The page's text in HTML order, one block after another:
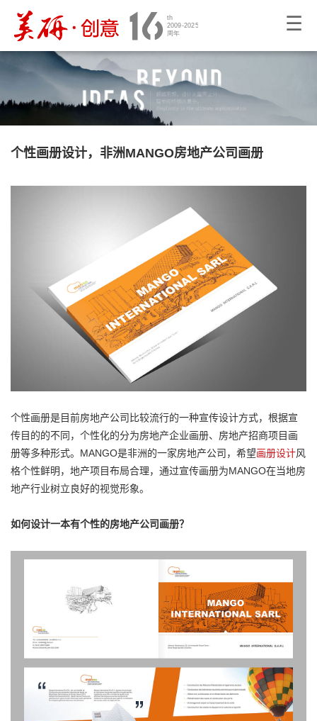
☰
个性画册设计，非洲MANGO房地产公司画册
个性画册是目前房地产公司比较流行的一种宣传设计方式，根据宣
传目的的不同，个性化的分为房地产企业画册、房地产招商项目画
册等多种形式。MANGO是非洲的一家房地产公司，希望画册设计风
格个性鲜明，地产项目布局合理，通过宣传画册为MANGO在当地房
地产行业树立良好的视觉形象。
如何设计一本有个性的房地产公司画册？